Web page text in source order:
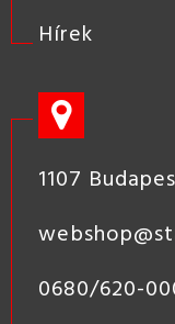
Hírek
1107
0680/620-